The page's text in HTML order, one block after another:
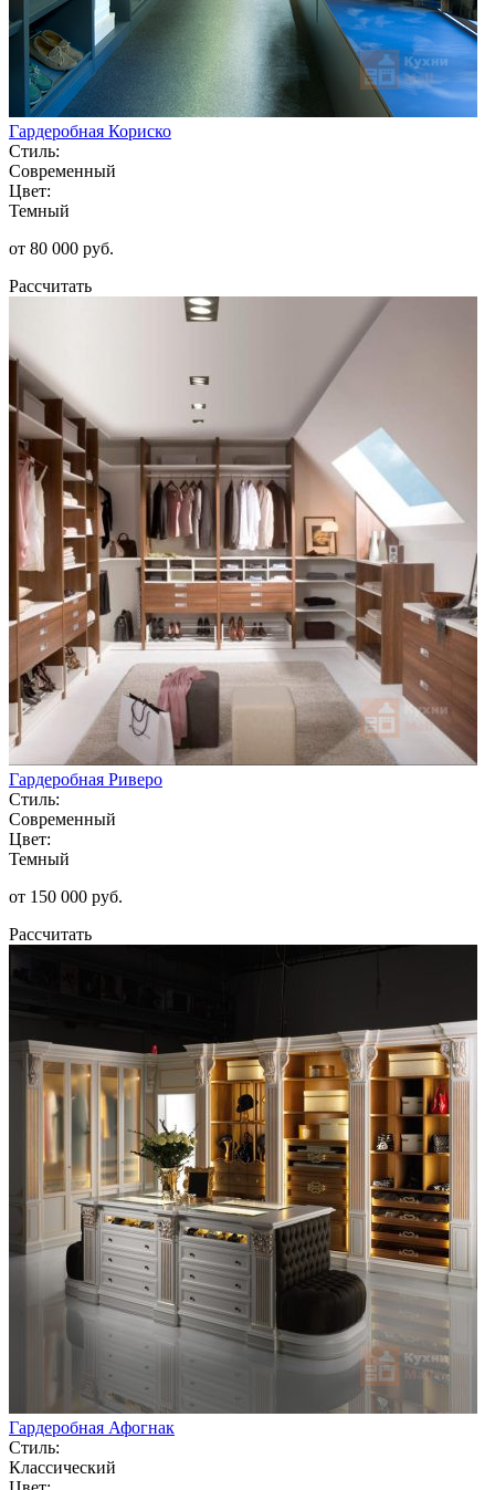
Гардеробная Кориско
Стиль:
Современный
Цвет:
Темный
от 80 000 руб.
Рассчитать
Гардеробная Риверо
Стиль:
Современный
Цвет:
Темный
от 150 000 руб.
Рассчитать
Гардеробная Афогнак
Стиль:
Классический